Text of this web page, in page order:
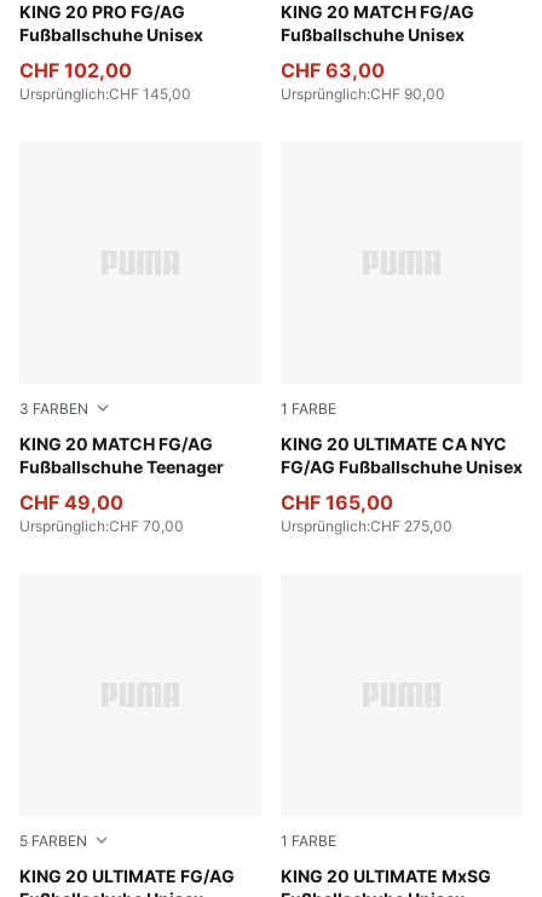
KING 20 PRO FG/AG
Fußballschuhe Unisex
PUMA White-Poison Pink-Bright Aqua
CHF 102,00
Ursprünglich:CHF 145,00
KING 20 MATCH FG/AG
Fußballschuhe Unisex
PUMA White-Poison Pink-
CHF 63,00
Ursprünglich:CHF 90,00
3 FARBEN
KING 20 MATCH FG/AG
Fußballschuhe Teenager
PUMA White-Poison Pink-Bright Aqua
CHF 49,00
Ursprünglich:CHF 70,00
1 FARBE
KING 20 ULTIMATE CA NYC
FG/AG Fußballschuhe Unisex
Icy Blue-Mint Jelly-
CHF 165,00
Ursprünglich:CHF 275,00
5 FARBEN
KING 20 ULTIMATE FG/AG
Silver Mist-Blue Jewel-Vibrant Blue
1 FARBE
KING 20 ULTIMATE MxSG
Silver Mist-Blue Jewel-